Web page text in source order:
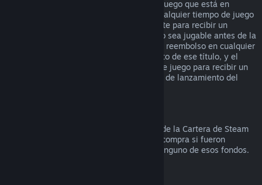
lanzamiento. Por ejemplo, si compras un juego que está en
, cualquier tiempo de juego
contará para las dos horas de tiempo límite para recibir un
reembolso. Si precompras un título que no sea jugable antes de la
fecha de lanzamiento, puedes solicitar un reembolso en cualquier
momento antes de la fecha de lanzamiento de ese título, y el
periodo de 14 días/dos horas de tiempo de juego para recibir un
reembolso se aplicará a partir de la fecha de lanzamiento del
Puedes solicitar un reembolso de fondos de la Cartera de Steam
durante los siguientes catorce días de la compra si fueron
comprados en Steam y no has utilizado ninguno de esos fondos.